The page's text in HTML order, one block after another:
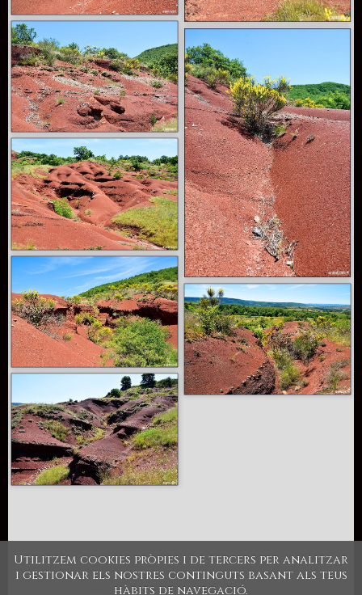
Utilitzem cookies pròpies i de tercers per analitzar
i gestionar els nostres continguts basant als teus
hàbits de navegació.